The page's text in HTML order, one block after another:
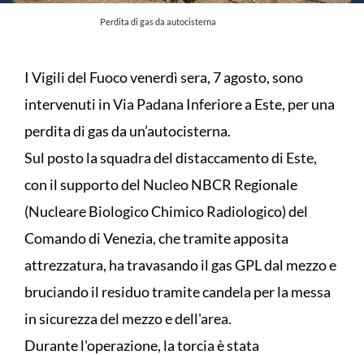
Perdita di gas da autocisterna
I Vigili del Fuoco venerdì sera, 7 agosto, sono
intervenuti in Via Padana Inferiore a Este, per una
perdita di gas da un’autocisterna.
Sul posto la squadra del distaccamento di Este,
con il supporto del Nucleo NBCR Regionale
(Nucleare Biologico Chimico Radiologico) del
Comando di Venezia, che tramite apposita
attrezzatura, ha travasando il gas GPL dal mezzo e
bruciando il residuo tramite candela per la messa
in sicurezza del mezzo e dell'area.
Durante l'operazione, la torcia è stata